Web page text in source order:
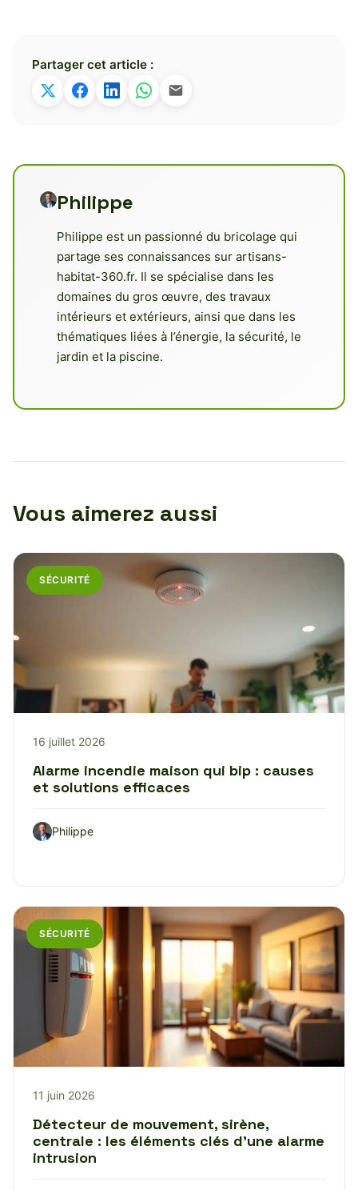
Partager cet article :
Philippe
Philippe est un passionné du bricolage qui
partage ses connaissances sur artisans-
habitat-360.fr. Il se spécialise dans les
domaines du gros œuvre, des travaux
intérieurs et extérieurs, ainsi que dans les
thématiques liées à l’énergie, la sécurité, le
jardin et la piscine.
Vous aimerez aussi
SÉCURITÉ
16 juillet 2026
Alarme incendie maison qui bip : causes
et solutions efficaces
Philippe
SÉCURITÉ
11 juin 2026
Détecteur de mouvement, sirène,
centrale : les éléments clés d’une alarme
intrusion